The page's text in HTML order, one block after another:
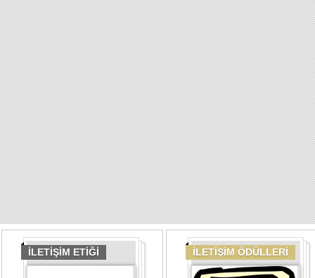
İLETİŞİM ETİĞİ İLETİŞİM ÖDÜLLERİ